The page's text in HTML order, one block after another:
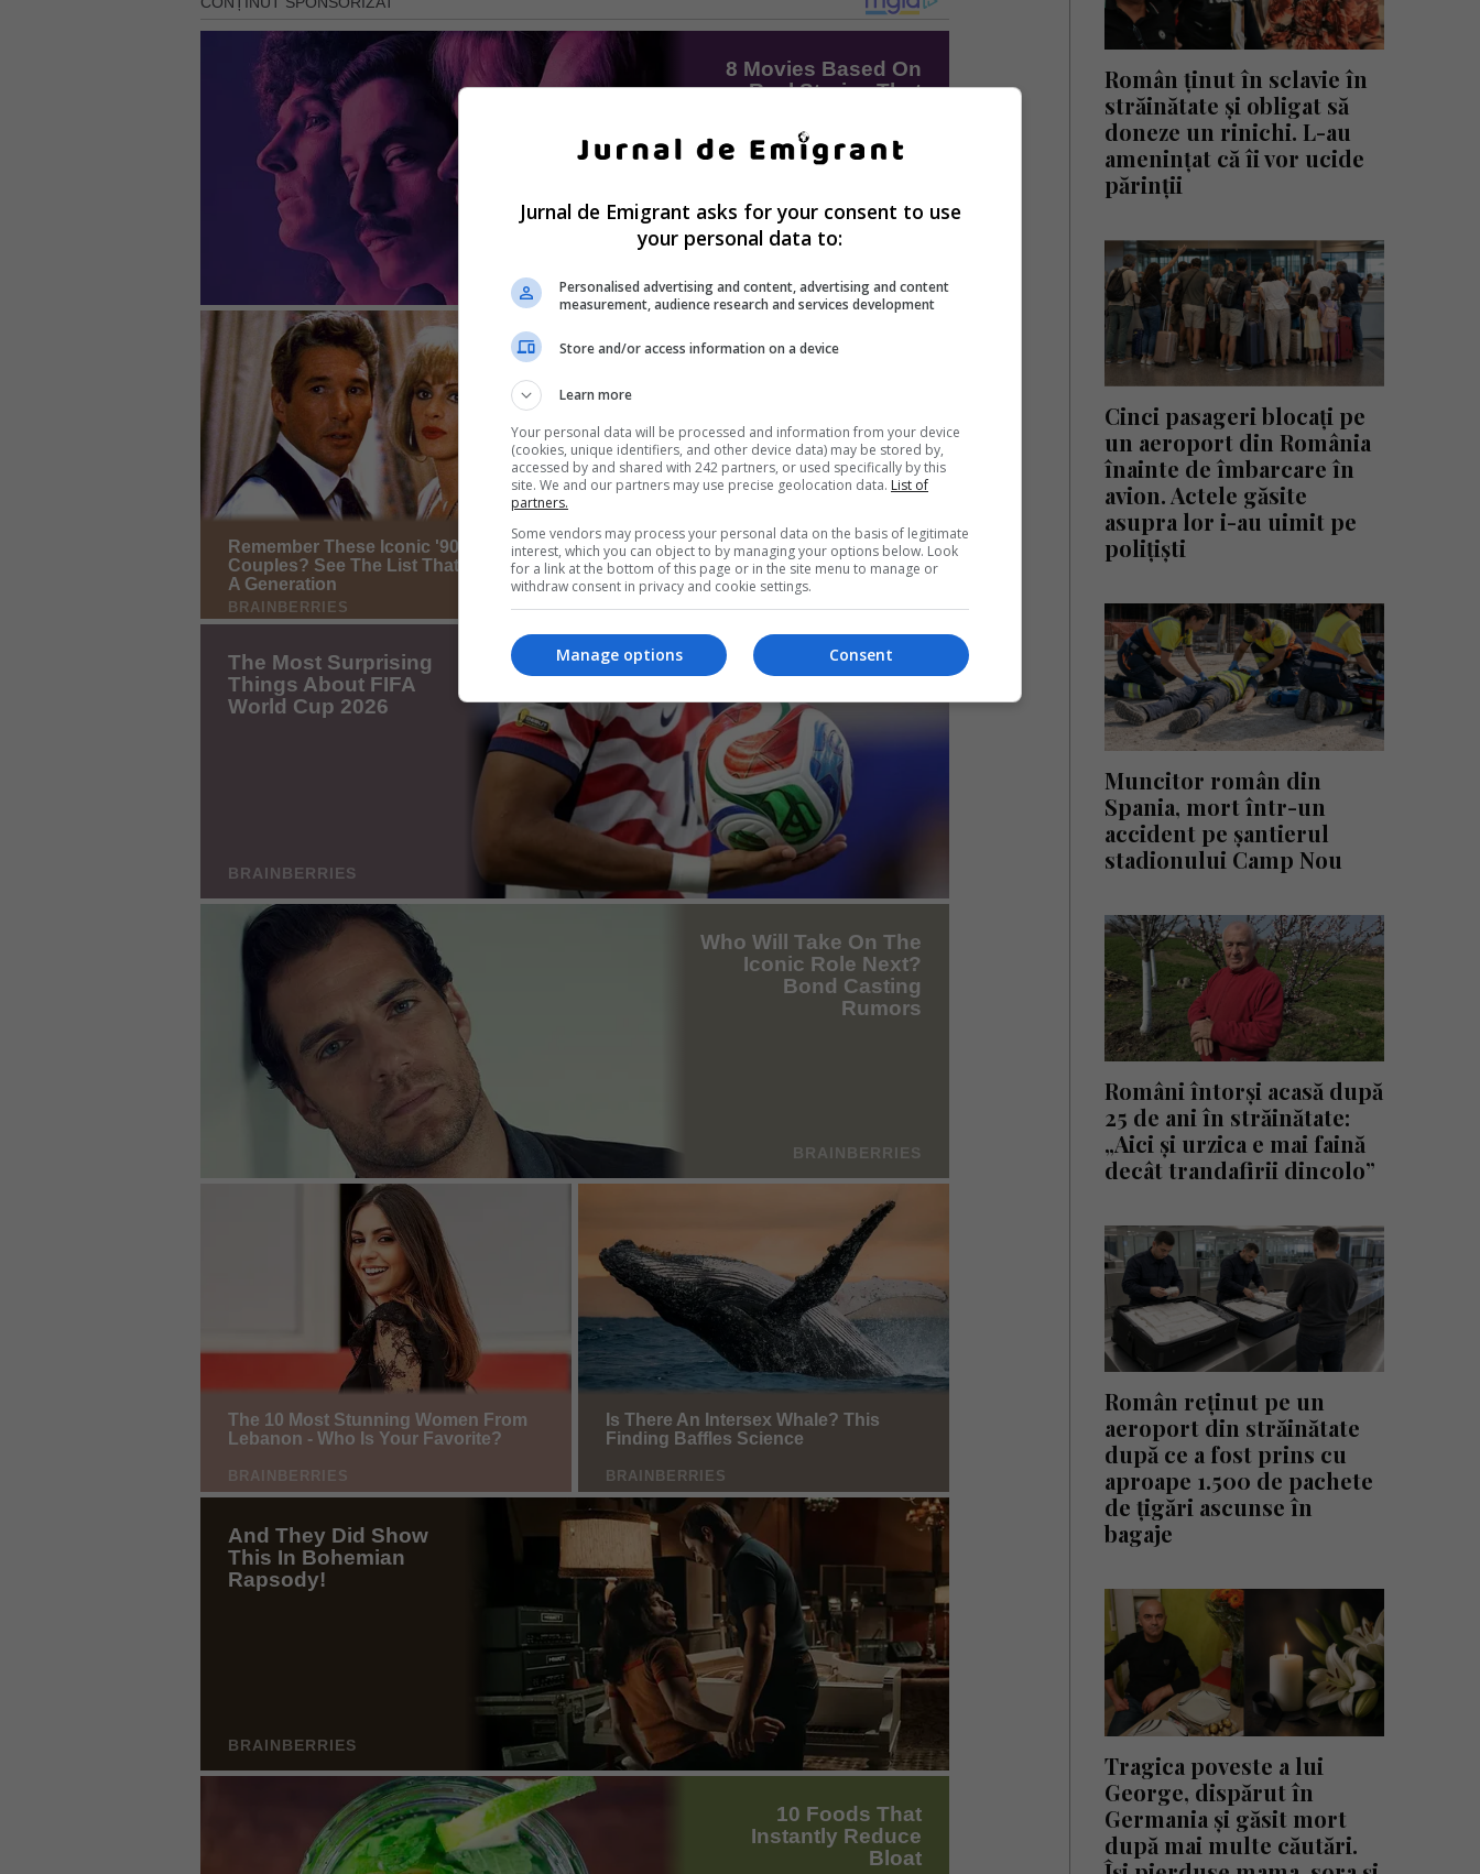
Român ținut în sclavie în
străinătate și obligat să
doneze un rinichi. L-au
amenințat că îi vor ucide
părinții
Cinci pasageri blocați pe
un aeroport din România
înainte de îmbarcare în
avion. Actele găsite
asupra lor i-au uimit pe
polițiști
Muncitor român din
Spania, mort într-un
accident pe șantierul
stadionului Camp Nou
Români întorși acasă după
25 de ani în străinătate:
„Aici și urzica e mai faină
decât trandafirii dincolo”
Român reținut pe un
aeroport din străinătate
după ce a fost prins cu
aproape 1.500 de pachete
de țigări ascunse în
bagaje
Tragica poveste a lui
George, dispărut în
Germania și găsit mort
după mai multe căutări.
Jurnal de Emigrant asks for your consent to use
your personal data to:
Personalised advertising and content, advertising and content
measurement, audience research and services development
Store and/or access information on a device
Learn more
Your personal data will be processed and information from your device
(cookies, unique identifiers, and other device data) may be stored by,
accessed by and shared with 242 partners, or used specifically by this
site. We and our partners may use precise geolocation data. List of
partners.
Some vendors may process your personal data on the basis of legitimate
interest, which you can object to by managing your options below. Look
for a link at the bottom of this page or in the site menu to manage or
withdraw consent in privacy and cookie settings.
Consent
Manage options